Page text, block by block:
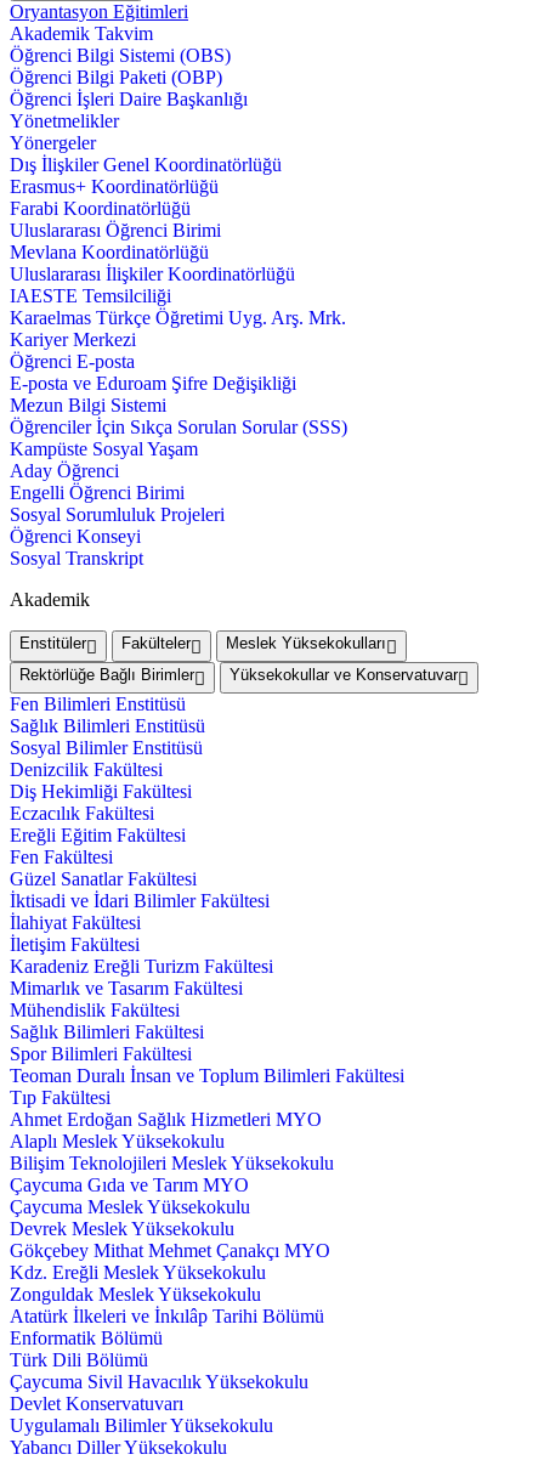
Oryantasyon Eğitimleri
Akademik Takvim
Öğrenci Bilgi Sistemi (OBS)
Öğrenci Bilgi Paketi (OBP)
Öğrenci İşleri Daire Başkanlığı
Yönetmelikler
Yönergeler
Dış İlişkiler Genel Koordinatörlüğü
Erasmus+ Koordinatörlüğü
Farabi Koordinatörlüğü
Uluslararası Öğrenci Birimi
Mevlana Koordinatörlüğü
Uluslararası İlişkiler Koordinatörlüğü
IAESTE Temsilciliği
Karaelmas Türkçe Öğretimi Uyg. Arş. Mrk.
Kariyer Merkezi
Öğrenci E-posta
E-posta ve Eduroam Şifre Değişikliği
Mezun Bilgi Sistemi
Öğrenciler İçin Sıkça Sorulan Sorular (SSS)
Kampüste Sosyal Yaşam
Aday Öğrenci
Engelli Öğrenci Birimi
Sosyal Sorumluluk Projeleri
Öğrenci Konseyi
Sosyal Transkript
Akademik
Enstitüler Fakülteler
Meslek Yüksekokulları
Rektörlüğe Bağlı Birimler
Yüksekokullar ve Konservatuvar
Fen Bilimleri Enstitüsü
Sağlık Bilimleri Enstitüsü
Sosyal Bilimler Enstitüsü
Denizcilik Fakültesi
Diş Hekimliği Fakültesi
Eczacılık Fakültesi
Ereğli Eğitim Fakültesi
Fen Fakültesi
Güzel Sanatlar Fakültesi
İktisadi ve İdari Bilimler Fakültesi
İlahiyat Fakültesi
İletişim Fakültesi
Karadeniz Ereğli Turizm Fakültesi
Mimarlık ve Tasarım Fakültesi
Mühendislik Fakültesi
Sağlık Bilimleri Fakültesi
Spor Bilimleri Fakültesi
Teoman Duralı İnsan ve Toplum Bilimleri Fakültesi
Tıp Fakültesi
Ahmet Erdoğan Sağlık Hizmetleri MYO
Alaplı Meslek Yüksekokulu
Bilişim Teknolojileri Meslek Yüksekokulu
Çaycuma Gıda ve Tarım MYO
Çaycuma Meslek Yüksekokulu
Devrek Meslek Yüksekokulu
Gökçebey Mithat Mehmet Çanakçı MYO
Kdz. Ereğli Meslek Yüksekokulu
Zonguldak Meslek Yüksekokulu
Atatürk İlkeleri ve İnkılâp Tarihi Bölümü
Enformatik Bölümü
Türk Dili Bölümü
Çaycuma Sivil Havacılık Yüksekokulu
Devlet Konservatuvarı
Uygulamalı Bilimler Yüksekokulu
Yabancı Diller Yüksekokulu